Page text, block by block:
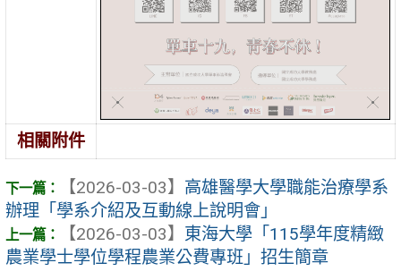
相關附件
【2026-03-03】 高雄醫學大學職能治療學系
辦理「學系介紹及互動線上說明會」
【2026-03-03】 東海大學「115學年度精緻
農業學士學位學程農業公費專班」招生簡章